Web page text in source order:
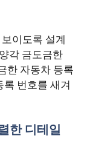
이도록 설계
각 금도금한
한 자동차 등록
번호를 새겨
한 디테일